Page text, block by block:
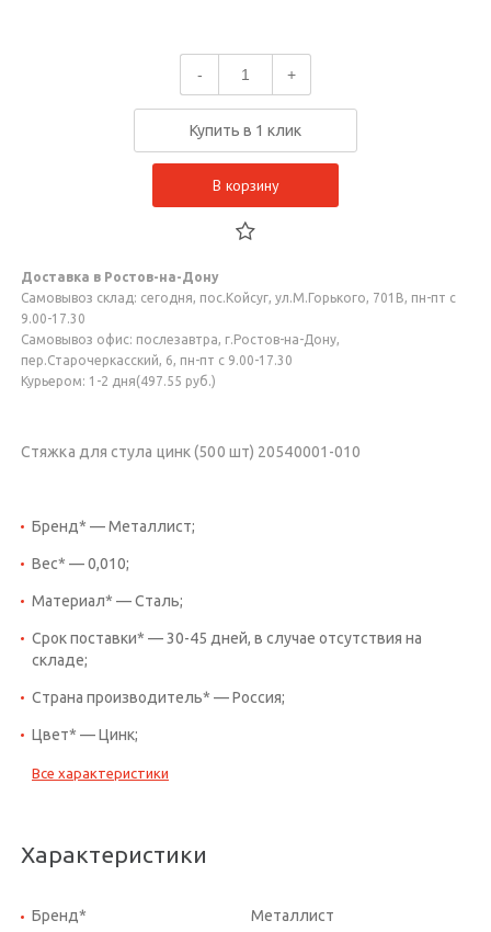
- +
Купить в 1 клик
В корзину
Доставка в Ростов-на-Дону
Самовывоз склад: сегодня, пос.Койсуг, ул.М.Горького, 701В, пн-пт с
9.00-17.30
Самовывоз офис: послезавтра, г.Ростов-на-Дону,
пер.Старочеркасский, 6, пн-пт с 9.00-17.30
Курьером: 1-2 дня(497.55 руб.)
Стяжка для стула цинк (500 шт) 20540001-010
Бренд* — Металлист;
Вес* — 0,010;
Материал* — Сталь;
Срок поставки* — 30-45 дней, в случае отсутствия на
складе;
Страна производитель* — Россия;
Цвет* — Цинк;
Все характеристики
Характеристики
Бренд* Металлист